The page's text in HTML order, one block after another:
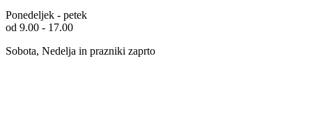
Ponedeljek - petek
od 9.00 - 17.00
Sobota, Nedelja in prazniki zaprto